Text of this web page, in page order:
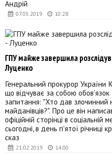
07.05.2019 10:28
Андрій
21.02.2019 14:00
ГПУ майже завершила
Луценко
Генеральний прокурор України
що відчуває за собою обов'язок
запитання: "Хто дав злочинний
майданівців?". Про це він
офіційній сторінці в
сьогодні, в день п'ятої річниці
сказ